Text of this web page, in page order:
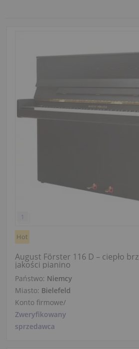
Hot
August Förster 116 D – ciepło
jakości pianino
Państwo: Niemcy
Miasto: Bielefeld
Konto firmowe/
Zweryfikowany
sprzedawca